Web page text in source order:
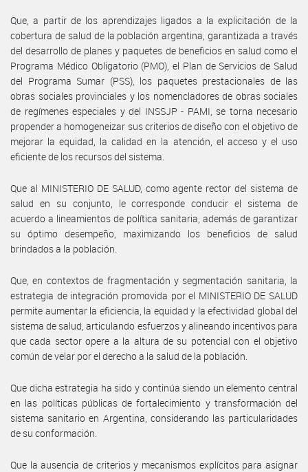
Que, a partir de los aprendizajes ligados a la explicitación de la
cobertura de salud de la población argentina, garantizada a través
del desarrollo de planes y paquetes de beneficios en salud como el
Programa Médico Obligatorio (PMO), el Plan de Servicios de Salud
del Programa Sumar (PSS), los paquetes prestacionales de las
obras sociales provinciales y los nomencladores de obras sociales
de regímenes especiales y del INSSJP - PAMI, se torna necesario
propender a homogeneizar sus criterios de diseño con el objetivo de
mejorar la equidad, la calidad en la atención, el acceso y el uso
eficiente de los recursos del sistema.
Que al MINISTERIO DE SALUD, como agente rector del sistema de
salud en su conjunto, le corresponde conducir el sistema de
acuerdo a lineamientos de política sanitaria, además de garantizar
su óptimo desempeño, maximizando los beneficios de salud
brindados a la población.
Que, en contextos de fragmentación y segmentación sanitaria, la
estrategia de integración promovida por el MINISTERIO DE SALUD
permite aumentar la eficiencia, la equidad y la efectividad global del
sistema de salud, articulando esfuerzos y alineando incentivos para
que cada sector opere a la altura de su potencial con el objetivo
común de velar por el derecho a la salud de la población.
Que dicha estrategia ha sido y continúa siendo un elemento central
en las políticas públicas de fortalecimiento y transformación del
sistema sanitario en Argentina, considerando las particularidades
de su conformación.
Que la ausencia de criterios y mecanismos explícitos para asignar